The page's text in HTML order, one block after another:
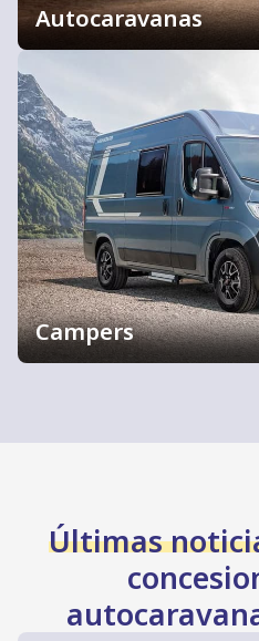
Autocaravanas
Campers
Últimas